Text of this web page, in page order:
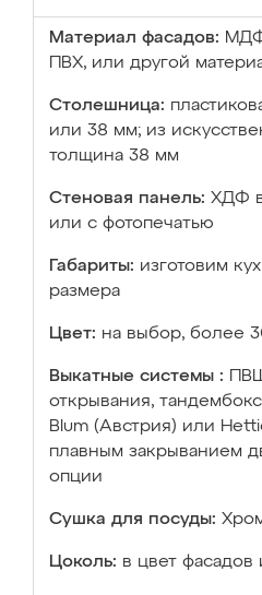
Материал фасадов:
ПВХ, или другой
Столешница:
или 38 мм; из
толщина 38 мм
Стеновая панель: ХДФ
или с фотопечатью
Габариты: изготовим
размера
Цвет: на выбор, более
Выкатные системы :
открывания,
Blum (Австрия) или
плавным закрыванием
опции
Сушка для посуды:
Цоколь: в цвет фасадов